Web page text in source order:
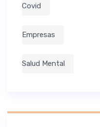
Covid
Empresas
Salud Mental